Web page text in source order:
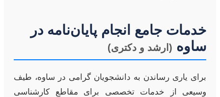
خدمات جامع انجام پایان‌نامه در
ساوه (ارشد و دکتری)
برای یاری رساندن به دانشجویان گرامی در ساوه، طیف
وسیعی از خدمات تخصصی برای مقاطع کارشناسی